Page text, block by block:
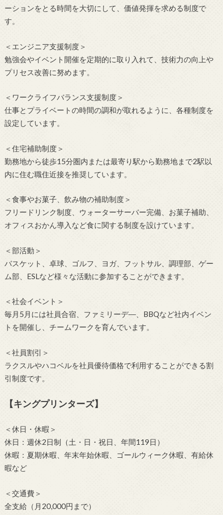
ーションをとる時間を大切にして、価値発揮を求める制度で
す。
＜エンジニア支援制度＞
勉強会やイベント開催を定期的に取り入れて、技術力の向上や
プリセス改善に努めます。
＜ワークライフバランス支援制度＞
仕事とプライベートの時間の調和が取れるように、各種制度を
設定しています。
＜住宅補助制度＞
勤務地から徒歩15分圏内または最寄り駅から勤務地まで2駅以
内に住む職住近接を推奨しています。
＜食事やお菓子、飲み物の補助制度＞
フリードリンク制度、ウォーターサーバー完備、お菓子補助、
オフィスおかん導入など食に関する制度を設けています。
＜部活動＞
バスケット、卓球、ゴルフ、ヨガ、フットサル、調理部、ゲー
ム部、ESLなど様々な活動に参加することができます。
＜社会イベント＞
毎月5月には社員合宿、ファミリーデ―、BBQなど社内イベン
トを開催し、チームワークを育んでいます。
＜社員割引＞
ラクスルやハコベルを社員優待価格で利用することができる割
引制度です。
【キングプリンターズ】
＜休日・休暇＞
休日：週休2日制（土・日・祝日、年間119日）
休暇：夏期休暇、年末年始休暇、ゴールウィーク休暇、有給休
暇など
＜交通費＞
全支給（月20,000円まで）